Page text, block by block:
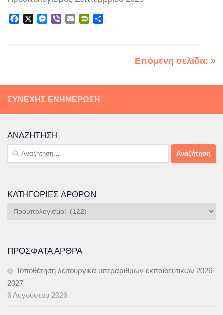
FacebookMessenger
Viber EmailPrintFriendly
Επόμενη σελίδα: »
ΣΥΝΕΧΉΣ ΕΝΗΜΈΡΩΣΗ
ΑΝΑΖΉΤΗΣΗ
Αναζήτηση
για:
ΚΑΤΗΓΟΡΊΕΣ ΆΡΘΡΩΝ
Κατηγορίες
ΠΡΌΣΦΑΤΑ ΆΡΘΡΑ
Τοποθέτηση λειτουργικά υπεράριθμων εκπαιδευτικών 2026-
2027
6 Αυγούστου 2026